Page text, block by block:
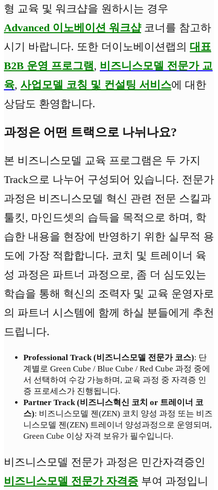
형 교육 및 워크샵을 원하시는 경우
Advanced 이노베이션 워크샵코너를 참고하
시기 바랍니다. 또한 더이노베이션랩의 대표
B2B 운영 프로그램, 비즈니스모델 전문가 교
육, 사업모델 코칭 및 컨설팅 서비스에 대한
상담도 환영합니다.
과정은 어떤 트랙으로 나뉘나요?
본 비즈니스모델 교육 프로그램은 두 가지
Track으로 나누어 구성되어 있습니다. 전문가
과정은 비즈니스모델 혁신 관련 전문 스킬과
툴킷, 마인드셋의 습득을 목적으로 하며, 학
습한 내용을 현장에 반영하기 위한 실무적 용
도에 가장 적합합니다. 코치 및 트레이너 육
성 과정은 파트너 과정으로, 좀 더 심도있는
학습을 통해 혁신의 조력자 및 교육 운영자로
의 파트너 시스템에 함께 하실 분들에게 추천
드립니다.
Professional Track (비즈니스모델 전문가 코스): 단
계별로 Green Cube / Blue Cube / Red Cube 과정 중에
서 선택하여 수강 가능하며, 교육 과정 중 자격증 인
증 프로세스가 진행됩니다.
Partner Track (비즈니스혁신 코치 or 트레이너 코
스): 비즈니스모델 젠(ZEN) 코치 양성 과정 또는 비즈
니스모델 젠(ZEN) 트레이너 양성과정으로 운영되며,
Green Cube 이상 자격 보유가 필수입니다.
비즈니스모델 전문가 과정은 민간자격증인
비즈니스모델 전문가 자격증 부여 과정입니